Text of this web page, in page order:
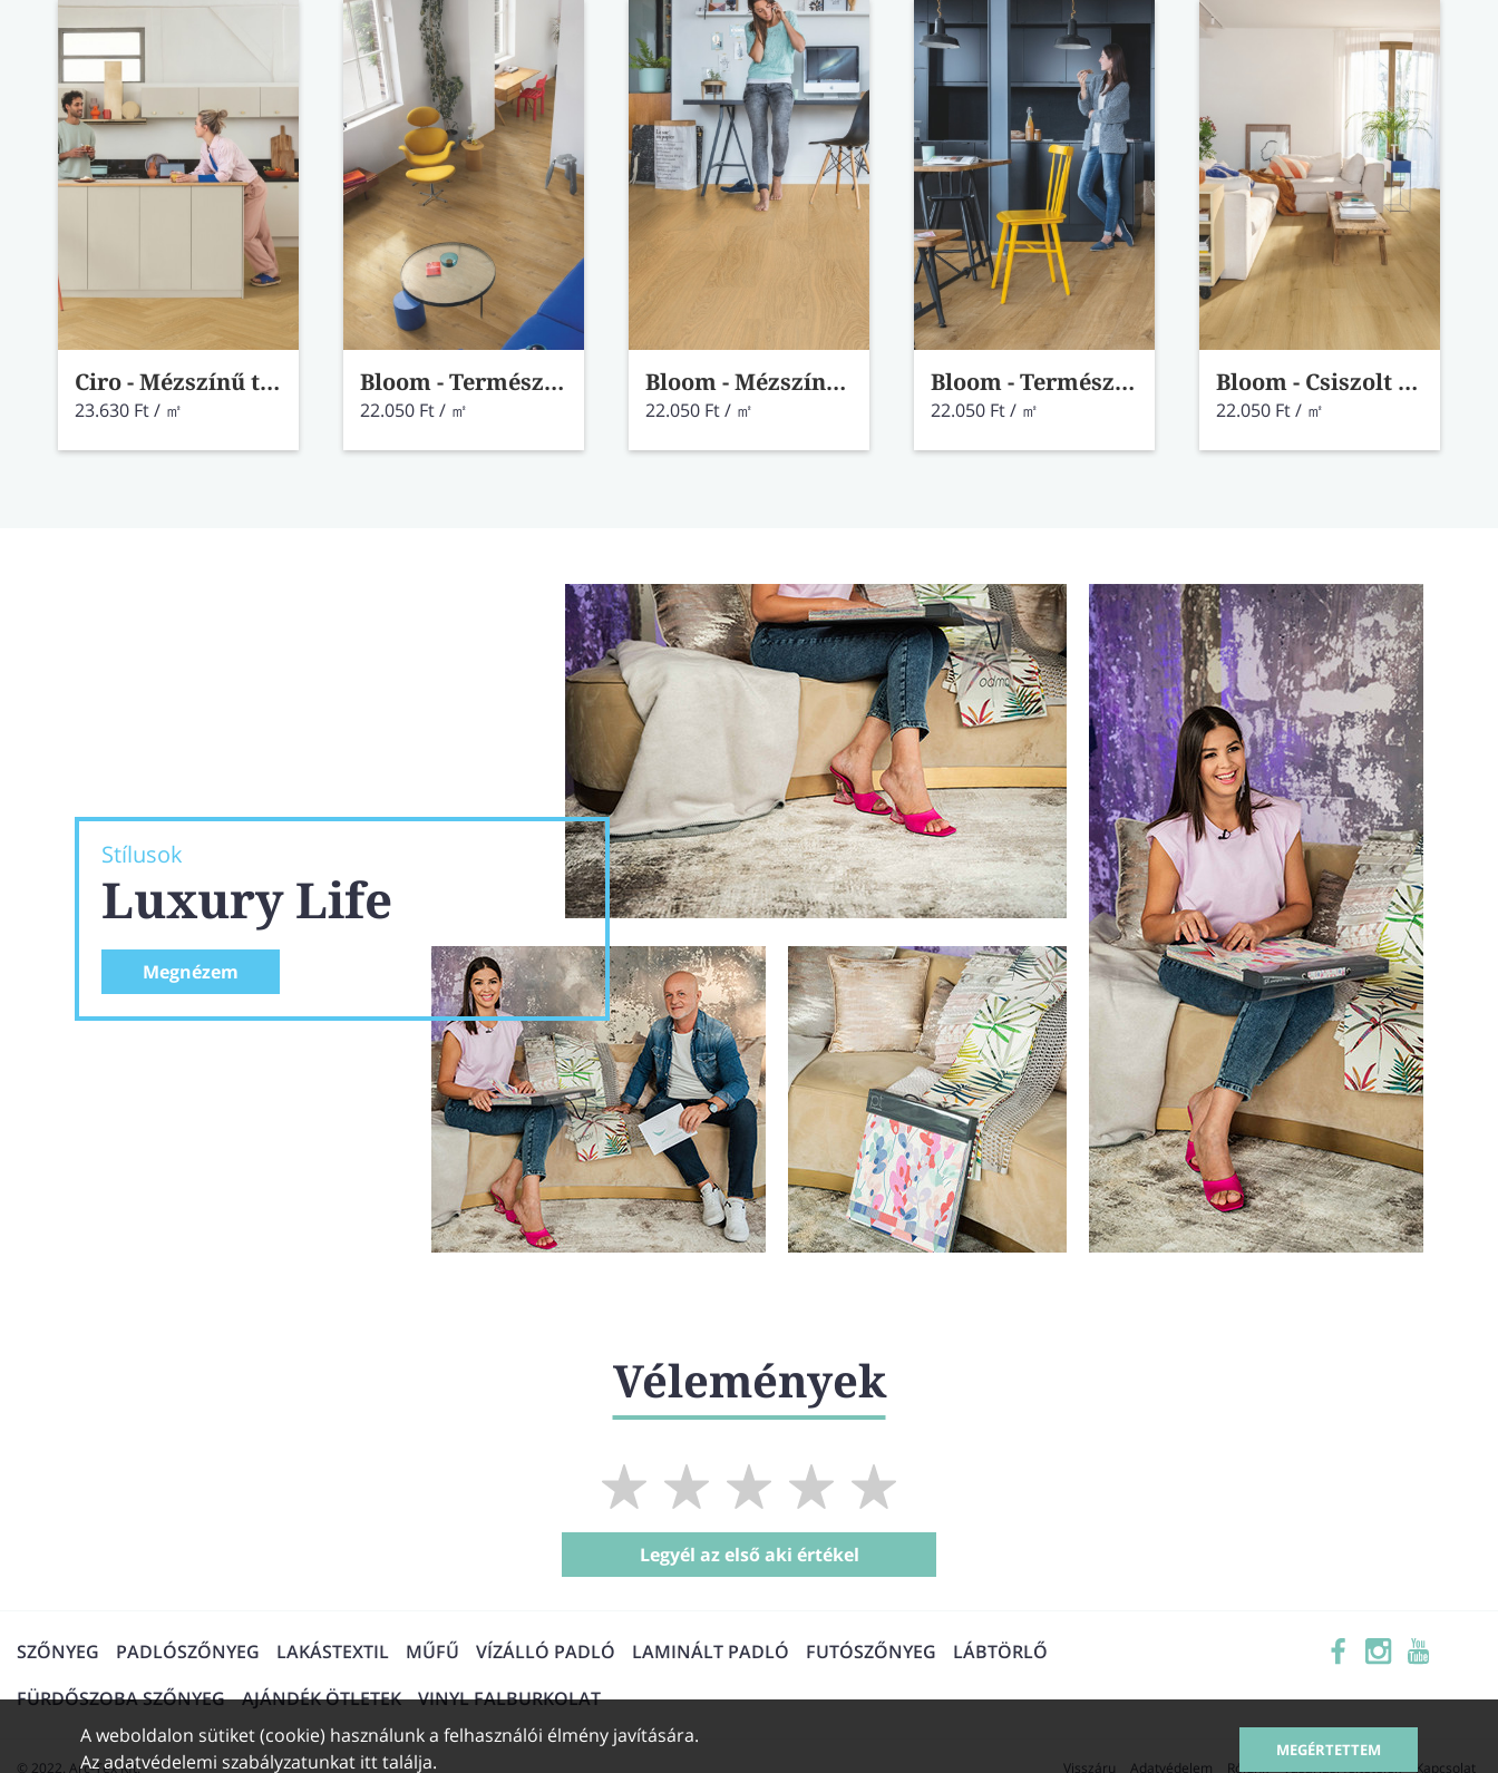
Ciro - Mézszínű tölgy vinyl AVHBU40360
23.630 Ft / ㎡
Bloom - Természetes mély pamut tölgy vinyl AVMPU40203
22.050 Ft / ㎡
Bloom - Mézszínű tölgy vinyl AVMPU40098
22.050 Ft / ㎡
Bloom - Természetes pamut tölgy vinyl AVMPU40104
22.050 Ft / ㎡
Bloom - Csiszolt mézszínű tölgy vinyl AVMPU40318
22.050 Ft / ㎡
Stílusok
Luxury Life
Megnézem
Vélemények
Legyél az első aki értékel
SZŐNYEG PADLÓSZŐNYEG LAKÁSTEXTIL MŰFŰ VÍZÁLLÓ PADLÓ LAMINÁLT PADLÓ FUTÓSZŐNYEG
LÁBTÖRLŐ
FÜRDŐSZOBA SZŐNYEG
AJÁNDÉK ÖTLETEK VINYL FALBURKOLAT
Visszáru Adatvédelem Rólunk Vásárlási feltételek Kapcsolat
© 2022. Arc-Tex Kft.
A weboldalon sütiket (cookie) használunk a felhasználói élmény javítására.
Az adatvédelemi szabályzatunkat itt találja. MEGÉRTETTEM